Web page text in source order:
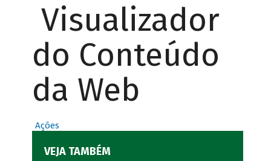
Visualizador
do Conteúdo
da Web
Ações
VEJA TAMBÉM